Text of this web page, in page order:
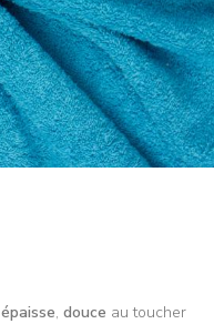
épaisse, douce au toucher